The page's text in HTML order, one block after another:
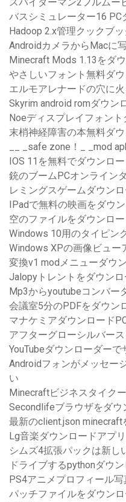
スパイダーマン2フルムー
バスシミュレーター16 PC
Hadoop 2.x管理クックブ
AndroidカメラからMacに
Minecraft Mods 1.13をダ
やさしいフォント無料ダ
エルモアレナードの穴に
Skyrim android romダウン
Noeディスプレイフォン
末梢神経障害の本無料ダ
__ _safe zone！_ _mod
IOS 11を無料でダウンロ
銃のブームPCオンライン
レミングスゲームダウン
IPadで無料の映画をダウ
空のファイルをダウンロ
Windows 10用のタイピン
Windows XPの画像ビュー
変換v1 modメニューダウ
Jalopyトレントをダウンロ
Mp3からyoutubeコンバー
会議室5分のPDFをダウン
マナケミアダウンロード
アフターグローシルバー
YouTubeダウンローダー
Androidフォンがメッセー
い
Minecraftビジネスタイク
Secondlifeブラウザをダウ
最新のclient.json minecraft
Lg音楽ダウンロードアプリ
シムズ4拡張パックは新し
ドライブするpythonダウ
PS4アニメプロフィール
パッチファイルをダウン